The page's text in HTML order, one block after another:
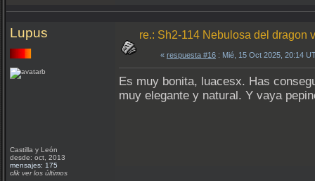
Lupus
Castilla y León
desde: oct, 2013
mensajes: 175
clik ver los últimos
re.: Sh2-114 Nebulosa del dragon
« respuesta #16 : Mié, 15 Oct 2025, 20:14
Es muy bonita, luacesx. Has
muy elegante y natural. Y vaya